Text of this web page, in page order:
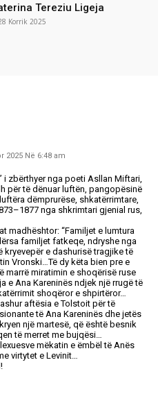
Tereziu Ligeja
Korrik 2025
2025 Në 6:48 am
i zbërthyer nga poeti Asllan Miftari,
për të dënuar luftën, pangopësinë
dëmprurëse, shkatërrimtare,
nga shkrimtari gjenial rus,
madhështor: “Familjet e lumtura
familjet fatkeqe, ndryshe nga
kryevepër e dashurisë tragjike të
Vronski…Të dy këta bien pre e
marrë miratimin e shoqërisë ruse
e Ana Kareninës ndjek një rrugë të
shoqëror e shpirtëror…
aftësia e Tolstoit për të
të Ana Kareninës dhe jetës
një martesë, që është besnik
të merret me bujqësi…
mëkatin e ëmbël të Anës
virtytet e Levinit…